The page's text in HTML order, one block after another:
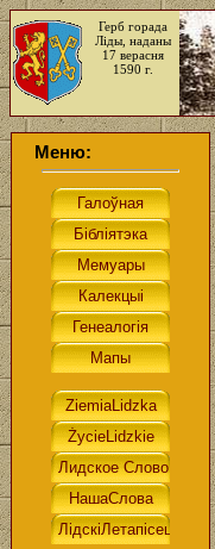
Герб горада
Ліды, наданы
17 верасня
1590 г.
Меню: